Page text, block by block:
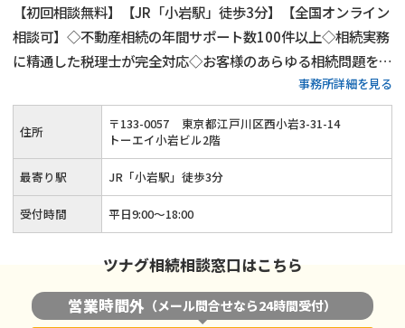
【初回相談無料】【JR「小岩駅」徒歩3分】【全国オンライン
相談可】◇不動産相続の年間サポート数100件以上◇相続実務
に精通した税理士が完全対応◇お客様のあらゆる相続問題を解
事務所詳細を見る
住所 〒133-0057
東京都江戸川区西小岩3-31-14
トーエイ小岩ビル2階
最寄り駅 JR「小岩駅」徒歩3分
受付時間 平日9:00～18:00
ツナグ相続相談窓口はこちら
営業時間外 （メール問合せなら24時間受付）